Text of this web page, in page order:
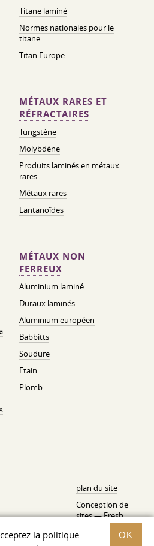
la politique
OK
Titane laminé
Normes nationales pour le
titane
Titan Europe
MÉTAUX RARES ET
RÉFRACTAIRES
Tungstène
Molybdène
Produits laminés en métaux
rares
Métaux rares
Lantanoïdes
MÉTAUX NON
FERREUX
Aluminium laminé
Duraux laminés
Aluminium européen
Babbitts
Soudure
Etain
Plomb
plan du site
Conception de
sites —Fresh